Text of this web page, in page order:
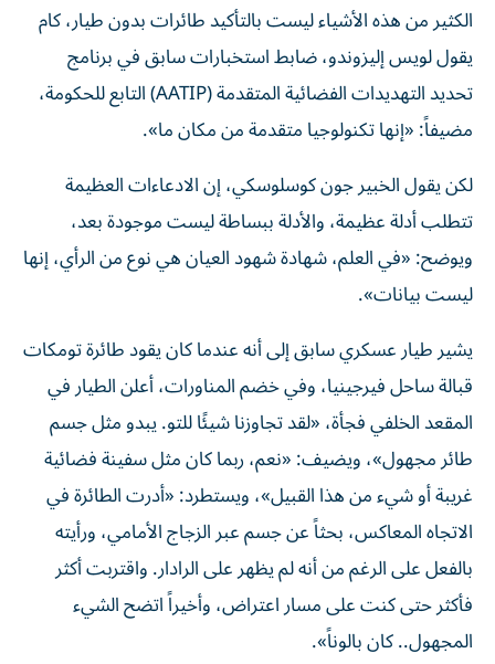
الكثير من هذه الأشياء ليست بالتأكيد طائرات بدون طيار، كام
يقول لويس إليزوندو، ضابط استخبارات سابق في برنامج
تحديد التهديدات الفضائية المتقدمة (AATIP) التابع للحكومة،
مضيفاً: «إنها تكنولوجيا متقدمة من مكان ما».
لكن يقول الخبير جون كوسلوسكي، إن الادعاءات العظيمة
تتطلب أدلة عظيمة، والأدلة ببساطة ليست موجودة بعد،
ويوضح: «في العلم، شهادة شهود العيان هي نوع من الرأي، إنها
ليست بيانات».
يشير طيار عسكري سابق إلى أنه عندما كان يقود طائرة تومكات
قبالة ساحل فيرجينيا، وفي خضم المناورات، أعلن الطيار في
المقعد الخلفي فجأة، «لقد تجاوزنا شيئًا للتو. يبدو مثل جسم
طائر مجهول»، ويضيف: «نعم، ربما كان مثل سفينة فضائية
غريبة أو شيء من هذا القبيل»، ويستطرد: «أدرت الطائرة في
الاتجاه المعاكس، بحثاً عن جسم عبر الزجاج الأمامي، ورأيته
بالفعل على الرغم من أنه لم يظهر على الرادار. واقتربت أكثر
فأكثر حتى كنت على مسار اعتراض، وأخيراً اتضح الشيء
المجهول.. كان بالوناً».